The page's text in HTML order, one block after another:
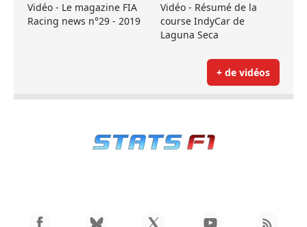
Vidéo - Le magazine FIA
Racing news n°29 - 2019
Vidéo - Résumé de la
course IndyCar de
Laguna Seca
+ de vidéos